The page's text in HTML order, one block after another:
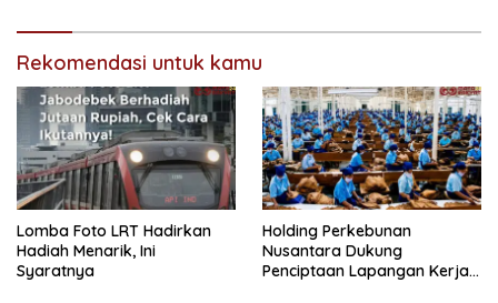
Rekomendasi untuk kamu
Lomba Foto LRT Hadirkan
Hadiah Menarik, Ini
Syaratnya
Holding Perkebunan
Nusantara Dukung
Penciptaan Lapangan Kerja,